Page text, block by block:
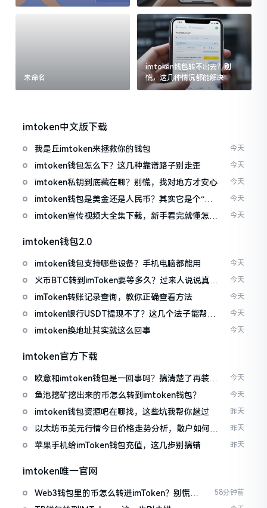
跌被套牢
未命名
imtoken钱包转不出去？别
慌，这几种情况都能解决
imtoken中文版下载
我是丘imtoken来拯救你的钱包 今天
imtoken钱包怎么下？这几种靠谱路子别走歪 今天
imtoken私钥到底藏在哪？别慌，找对地方才安心 今天
imtoken钱包是美金还是人民币？其实它是个“多
面手”
今天
imtoken宣传视频大全集下载，新手看完就懂怎么
今天
imtoken钱包2.0
imtoken钱包支持哪些设备？手机电脑都能用 今天
火币BTC转到imToken要等多久？过来人说说真实
情况
今天
imToken转账记录查询，教你正确查看方法 今天
imtoken银行USDT提现不了？这几个法子能帮你
搞定
今天
imtoken换地址其实就这么回事 今天
imtoken官方下载
欧意和imtoken钱包是一回事吗？搞清楚了再装钱
包
今天
鱼池挖矿挖出来的币怎么转到imtoken钱包？ 今天
imtoken钱包资源吧在哪找，这些坑我帮你趟过 昨天
以太坊币美元行情今日价格走势分析，散户如何避
免追涨杀跌被套牢
昨天
苹果手机给imToken钱包充值，这几步别搞错 昨天
imtoken唯一官网
Web3钱包里的币怎么转进imToken？别慌，
三步搞定
58分钟前